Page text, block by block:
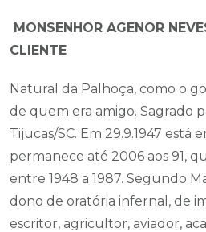
MONSENHOR AGENOR
CLIENTE
Natural da Palhoça, como o
de quem era amigo. Sagrado
Tijucas/SC. Em 29.9.1947 está
permanece até 2006 aos 91,
entre 1948 a 1987. Segundo
dono de oratória infernal, de
escritor, agricultor, aviador,